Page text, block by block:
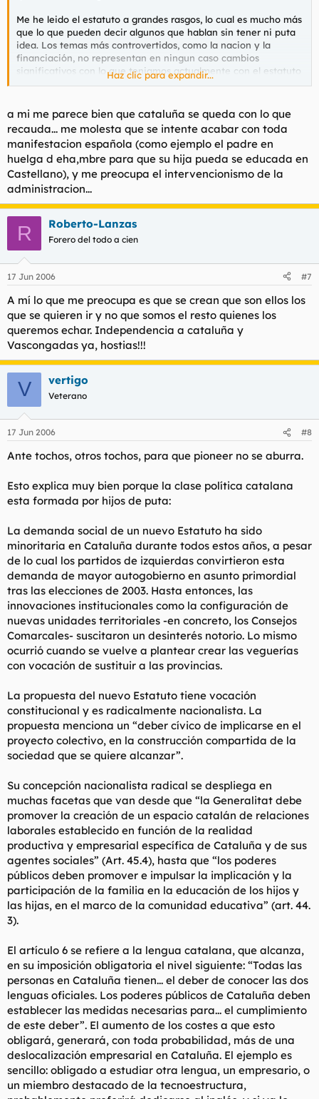
Me he leido el estatuto a grandes rasgos, lo cual es mucho más
que lo que pueden decir algunos que hablan sin tener ni puta
idea. Los temas más controvertidos, como la nacion y la
financiación, no representan en ningun caso cambios
significativos con lo que teniamos actualmente con el estatuto
del 1979. Otra cosa es lo que se pueda haber podido vender
Vayamos por partes. Respecto a la nacion, el estatuto dice
literalmente en su preambulo:
"El parlamento de catalunya, recogiendo el sentimiento y
la voluntad de la ciudadania de catalunya, ha definido de
forma ampliamente mayoritaria a Catalunya como nación.
La constitucion española, en su articulo segundo, reconoce
la realidad nacional de catalunya como nacionalidad"
Haz clic para expandir...
Si analizamos el texto, en ningun momento se afirma de forma
taxativa y inequivoca que catalunya es una nacion, tal cual.
Sin embargo se utiliza una formula indirecta, sin validez
juridica de ningun tipo, segun la cual se emite la opinion de lo
que segun este parlamento considera que es el catalunya.
Por si queda alguna duda de la lealtad institucional de este
documento, en el articulo uno del titulo preliminar se afirma
que:
"Catalunya, como nacionalidad,
constituida en comunidad autonoma de acuerdo con la
constitucion y con el presente estatuto, que es su norma
institucional básica."
aquellos temores infundidos desde cierto partido politico para
que el vulgo crea que españa se desmiembra y que esto es
una reforma encubierta de la constitución.
Con respecto al sistema de financiacion no es que haya
demasiados cambios, y lo poco que ha podido cambiar a este
respecto no dejará de tener que volverse a evaluar
constantemente entre la Generalitat y el Estado para realizar
un reparto segun la situacion economica real.
Por ejemplo, en el titulo sexto, "de la financiacion de la
generalitat" en el capítulo uno, articulo 201 "principios", se dice
que:
estado y la generalitat se regulan por la constitución, el
presente estatuto y la ley orgánica prevista en el apartado
tercero del articulo 157 de la constitución."
(...)
financiacion de la generalitat no debe implicar efectos
discriminatorios para catalunya respecto respecto de las
restantes comunidades autonomas."
Articulo 206. "Participacion en el rendimiento de los tributos
estatales y mecanismos de nivelacion y solidaridad"
3."Los recursos financieros de que disponga la generalitat
podran ajustarse para que el sistema estatal de
financiacion disponga de recursos suficientes para
garantizar la nivelacion y la solidaridad a las demas
comunidades autonomas, con el fin de que los servicios de
gobiernos autonomicos puedan alcanzar niveles similares
en el conjunto del estado (...) Los citados niveles seran
fijados por el estado."
Haz clic para expandir...
Articulo 208. Actualización de la financiacion.
1."El Estado y la Generalitat procederan a la actualizacion
quinquenal del sistema de financiacion, teniendo en
cuanta la evolucion del conjunto de recursos publicos
disponibles y de las necesidades de gasto de las diferentes
administraciones."Haz clic para expandir...
Haz clic para expandir...
a mi me parece bien que cataluña se queda con lo que
recauda... me molesta que se intente acabar con toda
manifestacion española (como ejemplo el padre en
huelga d eha,mbre para que su hija pueda se educada en
Castellano), y me preocupa el intervencionismo de la
administracion...
R Roberto-Lanzas
Forero del todo a cien
17 Jun 2006 #7
A mí lo que me preocupa es que se crean que son ellos los
que se quieren ir y no que somos el resto quienes los
queremos echar. Independencia a cataluña y
Vascongadas ya, hostias!!!
V vertigo
Veterano
17 Jun 2006 #8
Ante tochos, otros tochos, para que pioneer no se aburra.
Esto explica muy bien porque la clase política catalana
esta formada por hijos de puta:
La demanda social de un nuevo Estatuto ha sido
minoritaria en Cataluña durante todos estos años, a pesar
de lo cual los partidos de izquierdas convirtieron esta
demanda de mayor autogobierno en asunto primordial
tras las elecciones de 2003. Hasta entonces, las
innovaciones institucionales como la configuración de
nuevas unidades territoriales -en concreto, los Consejos
Comarcales- suscitaron un desinterés notorio. Lo mismo
ocurrió cuando se vuelve a plantear crear las veguerías
con vocación de sustituir a las provincias.
La propuesta del nuevo Estatuto tiene vocación
constitucional y es radicalmente nacionalista. La
propuesta menciona un “deber cívico de implicarse en el
proyecto colectivo, en la construcción compartida de la
sociedad que se quiere alcanzar”.
Su concepción nacionalista radical se despliega en
muchas facetas que van desde que “la Generalitat debe
promover la creación de un espacio catalán de relaciones
laborales establecido en función de la realidad
productiva y empresarial específica de Cataluña y de sus
agentes sociales” (Art. 45.4), hasta que “los poderes
públicos deben promover e impulsar la implicación y la
participación de la familia en la educación de los hijos y
las hijas, en el marco de la comunidad educativa” (art. 44.
3).
El artículo 6 se refiere a la lengua catalana, que alcanza,
en su imposición obligatoria el nivel siguiente: “Todas las
personas en Cataluña tienen... el deber de conocer las dos
lenguas oficiales. Los poderes públicos de Cataluña deben
establecer las medidas necesarias para... el cumplimiento
de este deber”. El aumento de los costes a que esto
obligará, generará, con toda probabilidad, más de una
deslocalización empresarial en Cataluña. El ejemplo es
sencillo: obligado a estudiar otra lengua, un empresario, o
un miembro destacado de la tecnoestructura,